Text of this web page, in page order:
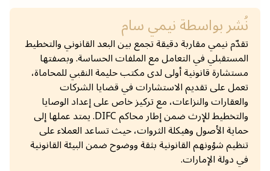
نُشر بواسطةنيمي سام
تقدّم نيمي مقاربة دقيقة تجمع بين البعد القانوني والتخطيط
المستقبلي في التعامل مع الملفات الحساسة. وبصفتها
مستشارة قانونية أولى لدى مكتب حليمة النقبي للمحاماة،
تعمل على تقديم الاستشارات في قضايا الشركات
والعقارات والنزاعات، مع تركيز خاص على إعداد الوصايا
والتخطيط للإرث ضمن إطار محاكم DIFC. يمتد عملها إلى
حماية الأصول وهيكلة الثروات، حيث تساعد العملاء على
تنظيم شؤونهم القانونية بثقة ووضوح ضمن البيئة القانونية
في دولة الإمارات.